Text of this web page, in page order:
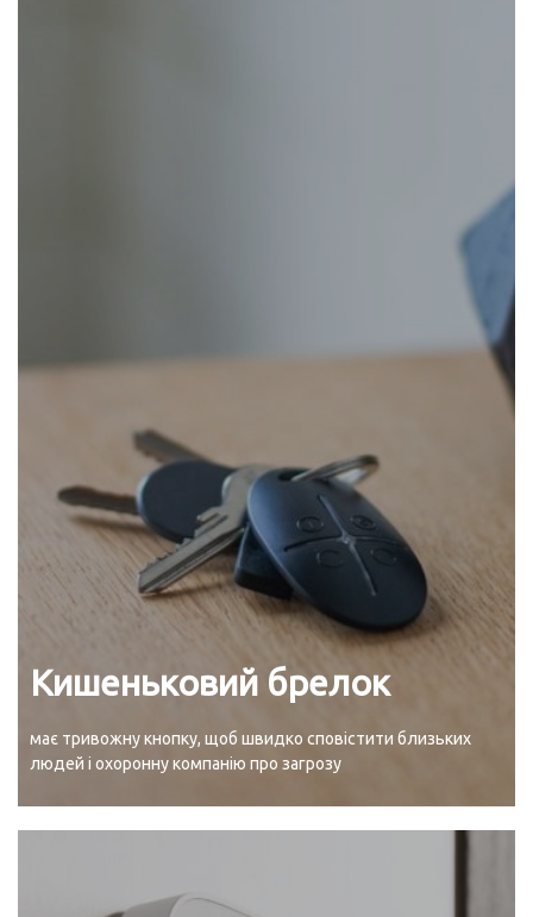
Кишеньковий брелок
має тривожну кнопку, щоб швидко сповістити близьких
людей і охоронну компанію про загрозу